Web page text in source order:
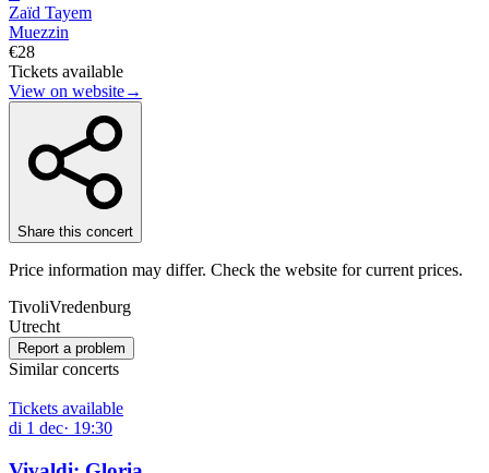
Zaïd Tayem
Muezzin
€28
Tickets available
View on website→
Share this concert
Price information may differ. Check the website for current prices.
TivoliVredenburg
Utrecht
Report a problem
Similar concerts
Tickets available
di 1 dec· 19:30